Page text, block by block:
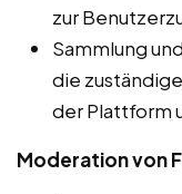
zur
Sammlung
die
der Plattform
Moderation von